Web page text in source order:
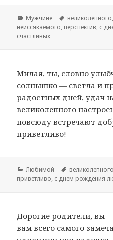
Рубрики
Мужчине Метки
великолепного,
неиссякаемого, перспектив, с
счастливых
Милая, ты, словно
солнышко — светла и
радостных дней, удач
великолепного
повсюду встречают
приветливо!
Рубрики
Любимой Метки
великолепного
приветливо, с днем рождения
Дорогие родители, вы
вам всего самого